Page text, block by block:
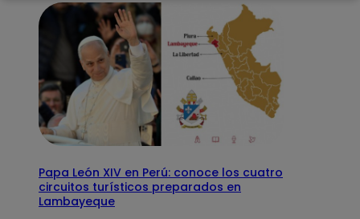
Papa León XIV en Perú: conoce los cuatro
circuitos turísticos preparados en
Lambayeque